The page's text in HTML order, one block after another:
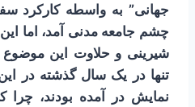
جهانی” به واسطه کارکرد
چشم جامعه مدنی آمد، اما
شیرینی و حلاوت این موضوع
تنها در یک سال گذشته در
نمایش در آمده بودند، چرا